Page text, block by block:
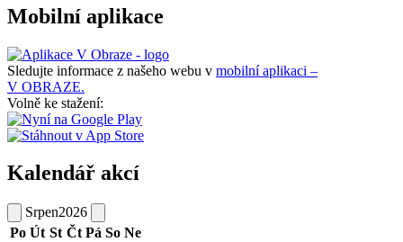
Mobilní aplikace
Sledujte informace z našeho webu v mobilní aplikaci –
V OBRAZE.
Volně ke stažení:
Kalendář akcí
Srpen2026
Po Út St Čt Pá So Ne